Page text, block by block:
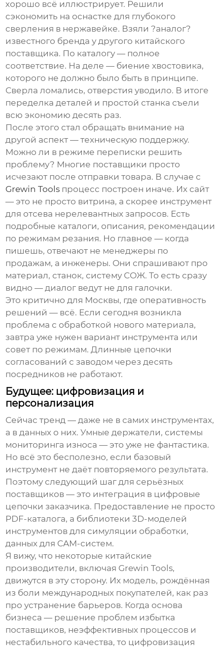
хорошо всё иллюстрирует. Решили
сэкономить на оснастке для глубокого
сверления в нержавейке. Взяли ?аналог?
известного бренда у другого китайского
поставщика. По каталогу — полное
соответствие. На деле — биение хвостовика,
которого не должно было быть в принципе.
Сверла ломались, отверстия уводило. В итоге
переделка деталей и простой станка съели
всю экономию десять раз.
После этого стал обращать внимание на
другой аспект — техническую поддержку.
Можно ли в режиме переписки решить
проблему? Многие поставщики просто
исчезают после отправки товара. В случае с
Grewin Tools процесс построен иначе. Их сайт
— это не просто витрина, а скорее инструмент
для отсева нерелевантных запросов. Есть
подробные каталоги, описания, рекомендации
по режимам резания. Но главное — когда
пишешь, отвечают не менеджеры по
продажам, а инженеры. Они спрашивают про
материал, станок, систему СОЖ. То есть сразу
видно — диалог ведут не для галочки.
Это критично для Москвы, где оперативность
решений — всё. Если сегодня возникла
проблема с обработкой нового материала,
завтра уже нужен вариант инструмента или
совет по режимам. Длинные цепочки
согласований с заводом через десять
посредников не работают.
Будущее: цифровизация и
персонализация
Сейчас тренд — даже не в самих инструментах,
а в данных о них. Умные держатели, системы
мониторинга износа — это уже не фантастика.
Но всё это бесполезно, если базовый
инструмент не даёт повторяемого результата.
Поэтому следующий шаг для серьёзных
поставщиков — это интеграция в цифровые
цепочки заказчика. Предоставление не просто
PDF-каталога, а библиотеки 3D-моделей
инструментов для симуляции обработки,
данных для CAM-систем.
Я вижу, что некоторые китайские
производители, включая Grewin Tools,
движутся в эту сторону. Их модель, рождённая
из боли международных покупателей, как раз
про устранение барьеров. Когда основа
бизнеса — решение проблем избытка
поставщиков, неэффективных процессов и
нестабильного качества, то цифровизация